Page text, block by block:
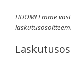
HUOM! Emme